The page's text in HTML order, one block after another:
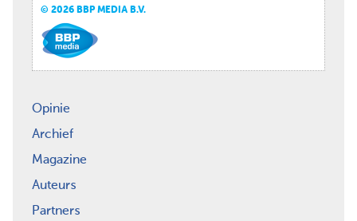
© 2026 BBP MEDIA B.V.
Opinie
Archief
Magazine
Auteurs
Partners